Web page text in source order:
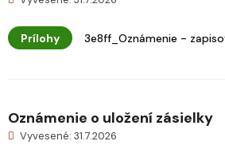
Prílohy 3e8ff_Oznámenie -
Oznámenie o uložení zásielky
Vyvesené: 31.7.2026